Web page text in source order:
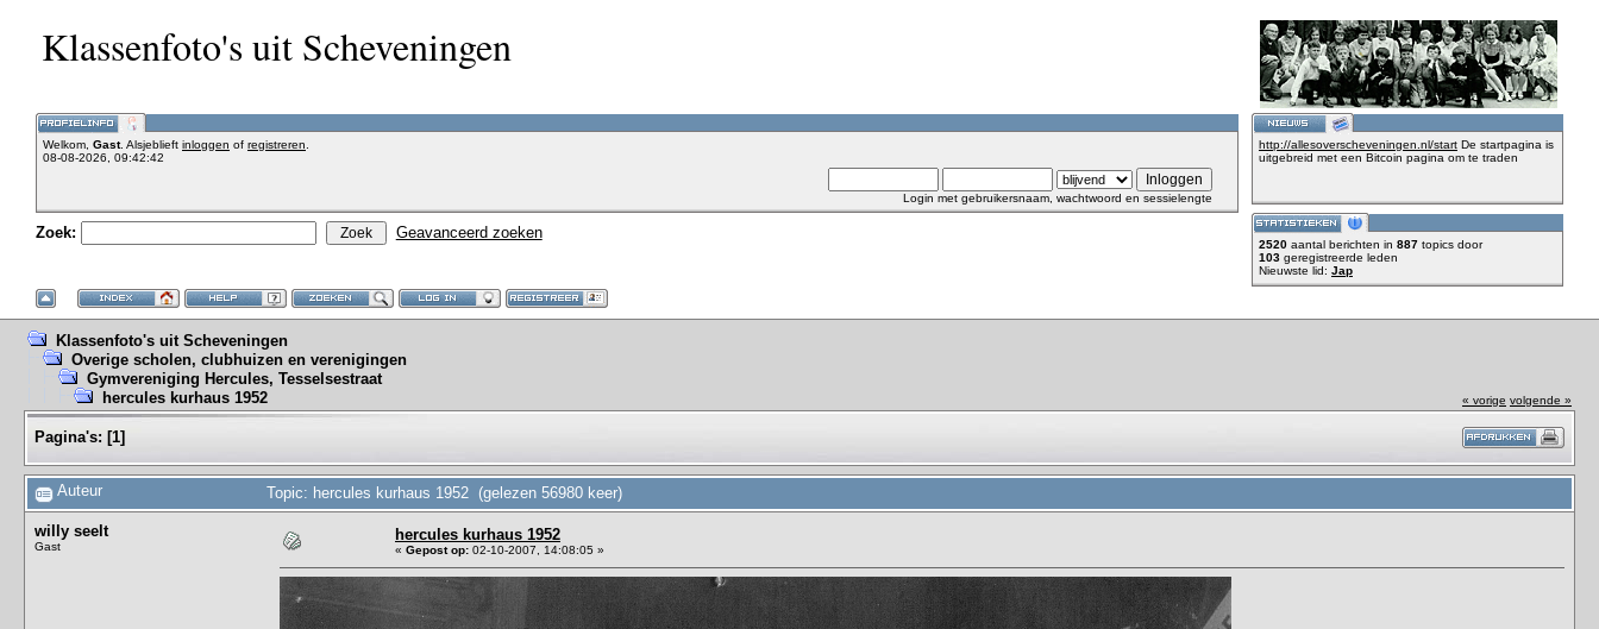
Klassenfoto's uit Scheveningen
Welkom, Gast. Alsjeblieft inloggen of registreren
08-08-2026, 09:42:42
Login met gebruikersnaam, wachtwoord en sessielengte
Zoek: Geavanceerd zoeken
http://allesoverscheveningen.nl/start De startpagina is
uitgebreid met een Bitcoin pagina om te traden
2520 aantal berichten in 887 topics door
103 geregistreerde leden
Nieuwste lid: Jap
Klassenfoto's uit Scheveningen
Overige scholen, clubhuizen en verenigingen
Gymvereniging Hercules, Tesselsestraat
hercules kurhaus 1952
« vorige volgende »
Pagina's: [1]
Auteur Topic: hercules kurhaus 1952 (gelezen 56980 keer)
willy seelt
Gast
hercules kurhaus 1952
« Gepost op: 02-10-2007, 14:08:05 »